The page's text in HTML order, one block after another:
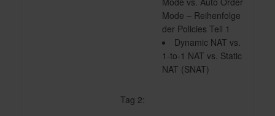
Mode – Reihenfolge
der Policies Teil 1
Dynamic NAT vs.
1-to-1 NAT vs. Static
NAT (SNAT)
Tag 2: